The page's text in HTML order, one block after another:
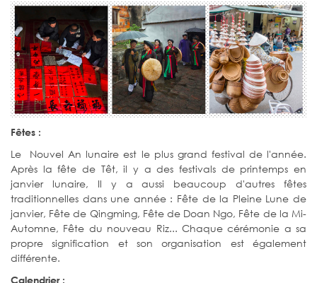
Fêtes :
Le Nouvel An lunaire est le plus grand festival de l'année.
Après la fête de Têt, il y a des festivals de printemps en
janvier lunaire, Il y a aussi beaucoup d'autres fêtes
traditionnelles dans une année : Fête de la Pleine Lune de
janvier, Fête de Qingming, Fête de Doan Ngo, Fête de la Mi-
Automne, Fête du nouveau Riz... Chaque cérémonie a sa
propre signification et son organisation est également
différente.
Calendrier :